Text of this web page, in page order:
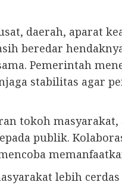
daerah, aparat
beredar
Pemerintah
stabilitas agar
tokoh
publik.
lebih